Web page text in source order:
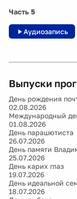
Часть 5
Аудиозапись
Выпуски
День рождения
02.08.2026
Международный
01.08.2026
День парашютиста
26.07.2026
День памяти
25.07.2026
День карих глаз
19.07.2026
День идеальной
18.07.2026